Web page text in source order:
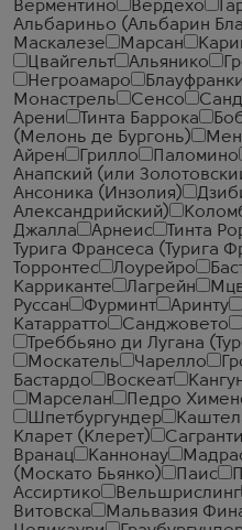
Верментино
Вердехо
Альбариньо (Альбарин
Маскалезе
Марсан
Цвайгельт
Альянико
Негроамаро
Монастрель
Сенсо
Арени
Тинта Баррока
(Мелонь де Бургонь)
Айрен
Грилло Паломино
Анапский (или
Ансоника (Инзолия)
Александрийский)
Джалла
Арнеис Тинта
Турига Франсеса (Турига
Торронтес
Лоурейро
Карриканте
Лагрейн
Руссан
Фурминт Аринту
Катарратто
Санджовето
Треббьяно ди Лугана
Москатель
Чарелло
Бастардо
Воскеат
Марселан
Педро
Шпетбургундер
Кларет (Клерет)
Вранац
Каннонау
(Москато Бьянко)
Паис
Ассиртико
Вельшрислинг
Витовска
Мальвазия